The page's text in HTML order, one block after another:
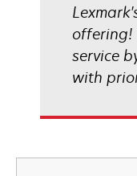
offering!
service
with